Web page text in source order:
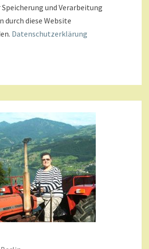
und Verarbeitung
durch diese Website
Datenschutzerklärung